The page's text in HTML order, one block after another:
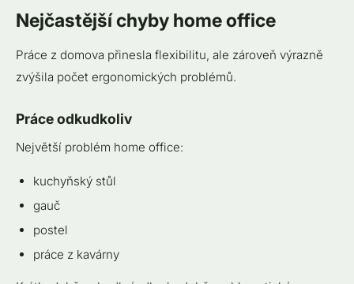
Nejčastější chyby home office
Práce z domova přinesla flexibilitu, ale zároveň výrazně
zvýšila počet ergonomických problémů.
Práce odkudkoliv
Největší problém home office:
kuchyňský stůl
gauč
postel
práce z kavárny